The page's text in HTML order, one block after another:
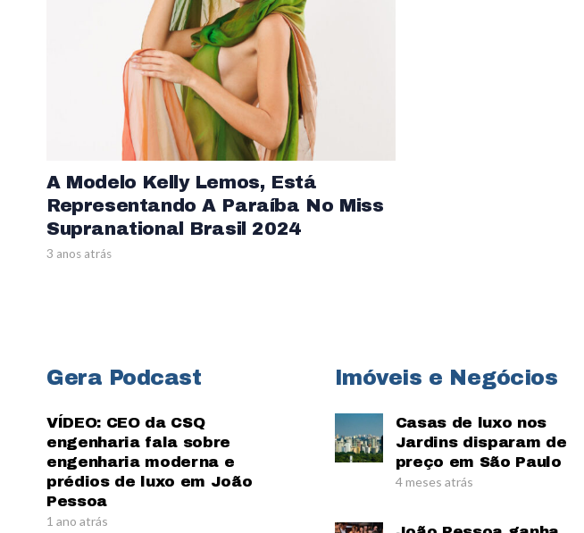
A Modelo Kelly Lemos, Está
Representando A Paraíba No Miss
Supranational Brasil 2024
3 anos atrás
Gera Podcast
VÍDEO: CEO da CSQ
engenharia fala sobre
engenharia moderna e
prédios de luxo em João
Pessoa
1 ano atrás
Imóveis e Negócios
Casas de luxo nos
Jardins disparam de
preço em São Paulo
4 meses atrás